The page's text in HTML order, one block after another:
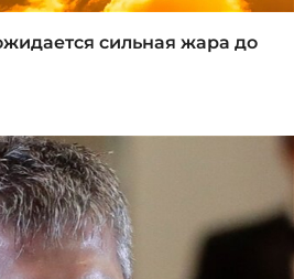
сильная жара до